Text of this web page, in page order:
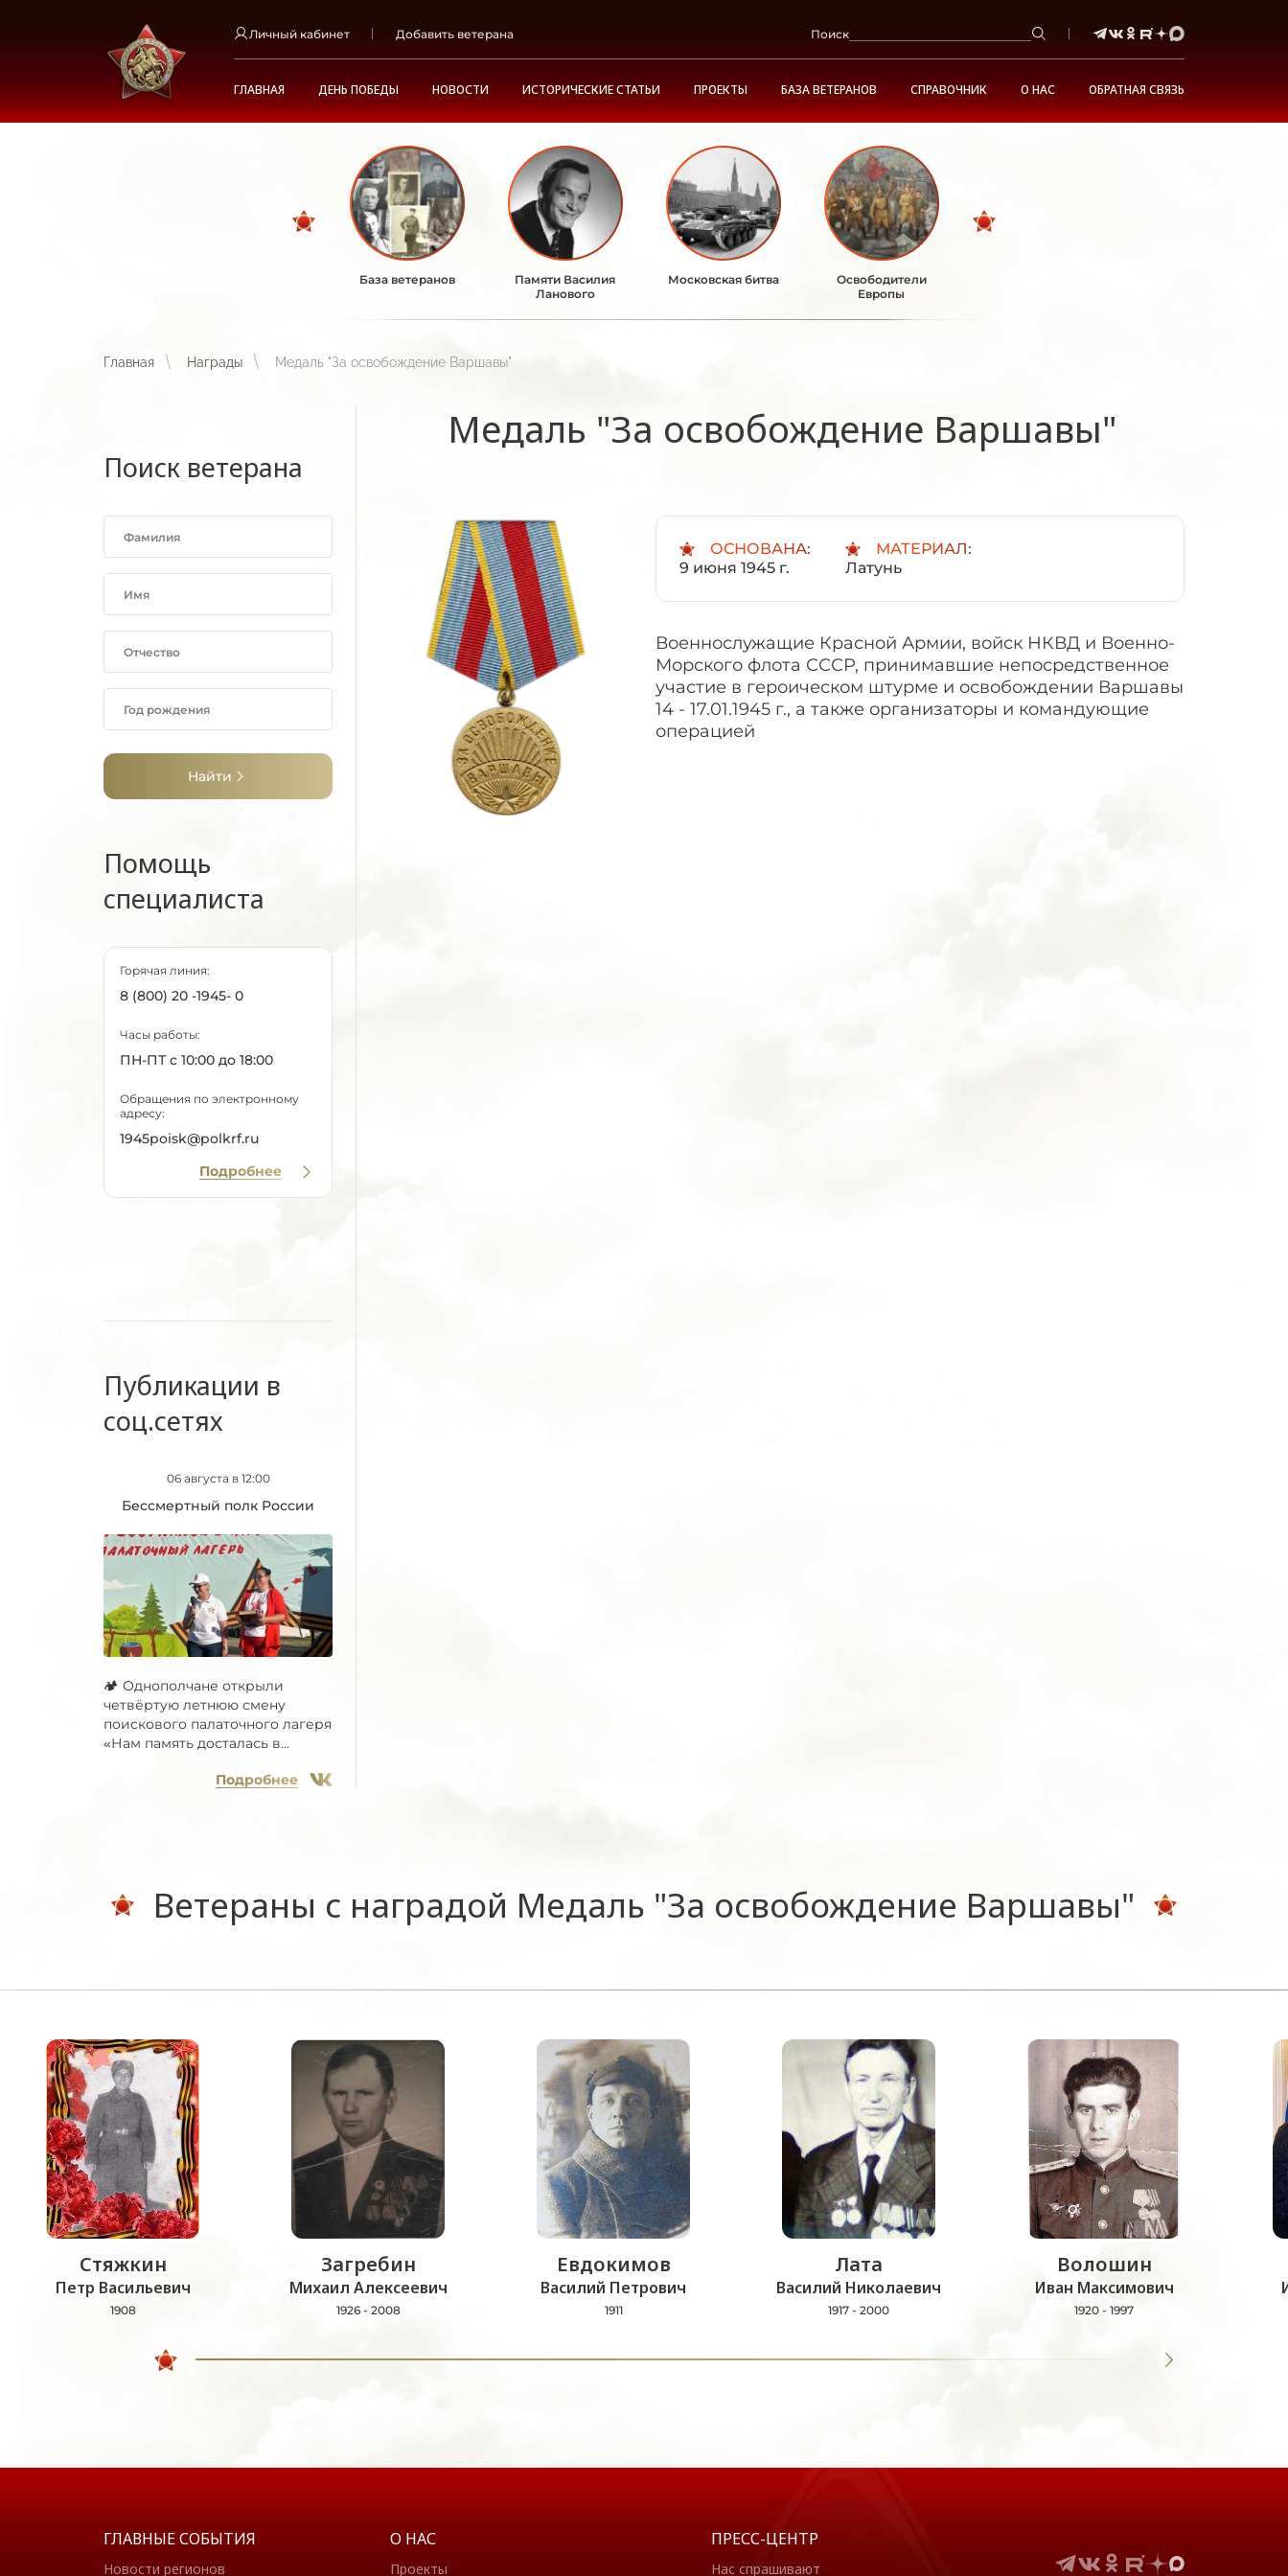
Личный кабинет Добавить ветерана Поиск
ГЛАВНАЯ ДЕНЬ ПОБЕДЫ НОВОСТИ ИСТОРИЧЕСКИЕ СТАТЬИ ПРОЕКТЫ БАЗА ВЕТЕРАНОВ СПРАВОЧНИК О НАС ОБРАТНАЯ СВЯЗЬ
База ветеранов
Памяти Василия
Ланового
Московская битва
Освободители
Европы
Главная Награды Медаль "За освобождение Варшавы"
Поиск ветерана
Найти
Помощь
специалиста
Горячая линия:
8 (800) 20 -1945- 0
Часы работы:
ПН-ПТ с 10:00 до 18:00
Обращения по электронному
адресу:
1945poisk@polkrf.ru
Подробнее
Публикации в
соц.сетях
06 августа в 12:00
Бессмертный полк России
🏕 Однополчане открыли
четвёртую летнюю смену
поискового палаточного лагеря
«Нам память досталась в...
Подробнее
Медаль "За освобождение Варшавы"
ОСНОВАНА:
9 июня 1945 г.
МАТЕРИАЛ:
Латунь
Военнослужащие Красной Армии, войск НКВД и Военно-
Морского флота СССР, принимавшие непосредственное
участие в героическом штурме и освобождении Варшавы
14 - 17.01.1945 г., а также организаторы и командующие
операцией
Ветераны с наградой Медаль "За освобождение Варшавы"
Стяжкин
Петр Васильевич
1908
Загребин
Михаил Алексеевич
1926 - 2008
Евдокимов
Василий Петрович
1911
Лата
Василий Николаевич
1917 - 2000
Волошин
Иван Максимович
1920 - 1997
ГЛАВНЫЕ СОБЫТИЯ
Новости регионов
О НАС
Проекты
ПРЕСС-ЦЕНТР
Нас спрашивают